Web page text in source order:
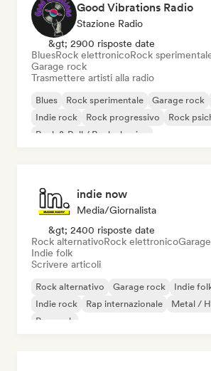
Good Vibrations Radio
Stazione Radio
&gt; 2900 risposte date
BluesRock elettronicoRock
Garage rock
Trasmettere artisti alla radio
Blues Rock sperimentale Garage rock
Indie rock
Rock progressivo
Rock
Rock & Roll / Rock classico
indie now
Media/Giornalista
&gt; 2400 risposte date
Rock alternativoRock elettronico
Indie folk
Scrivere articoli
Rock alternativo Garage rock Indie
Indie rock
Rap internazionale
Metal /
Pop rock